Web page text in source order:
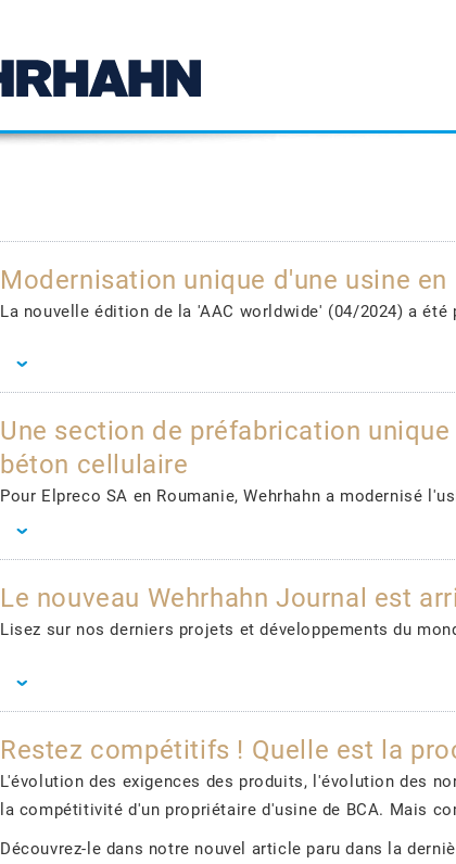
Modernisation unique d'une usine en
La nouvelle édition de la 'AAC worldwide' (04/2024) a été
Une section de préfabrication
béton cellulaire
Pour Elpreco SA en Roumanie, Wehrhahn a modernisé
Le nouveau Wehrhahn Journal est
Lisez sur nos derniers projets et développements du
Restez compétitifs ! Quelle est la
L'évolution des exigences des produits, l'évolution des
la compétitivité d'un propriétaire d'usine de BCA. Mais
Découvrez-le dans notre nouvel article paru dans la